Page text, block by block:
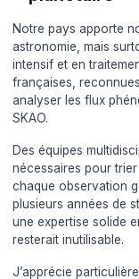
Notre pays apporte
astronomie, mais
intensif et en
françaises,
analyser les flux
SKAO.
Des équipes
nécessaires pour
chaque observation
plusieurs années de
une expertise solide
resterait inutilisable.
J’apprécie